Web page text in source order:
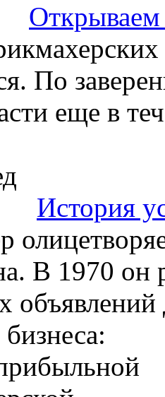
Открываем
По
еще в
История
В 1970 он